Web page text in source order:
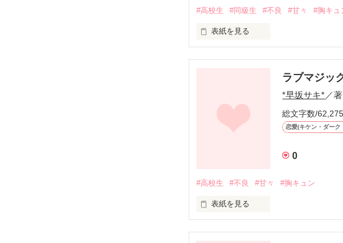
そんな彼とひょんな事から同居する
#高校生 #同級生 #不良 #甘々 #胸キュ
表紙を見る
校内外で有名な不良、恋二。
そんな彼に
はい！？
ラブマジッ
*早坂サキ*／著
総文字数/62,275
恋愛(キケン・ダーク
0
#高校生 #不良 #甘々 #胸キュン
表紙を見る